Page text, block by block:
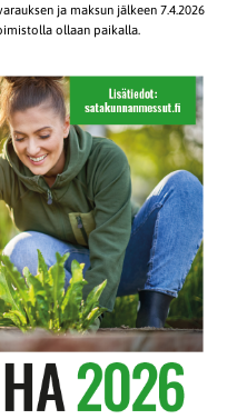
ja maksun jälkeen 7.4.2026
ollaan paikalla.